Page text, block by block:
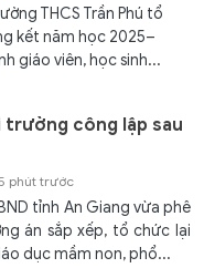
THCS Trần Phú tổ
kết năm học 2025–
giáo viên, học sinh...
trường công lập sau
phút trước
tỉnh An Giang vừa phê
án sắp xếp, tổ chức lại
dục mầm non, phổ...